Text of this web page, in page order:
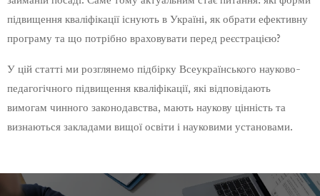
підвищення кваліфікації існують в Україні, як обрати ефективну
програму та що потрібно враховувати перед реєстрацією?
У цій статті ми розглянемо підбірку Всеукраїнського науково-
педагогічного підвищення кваліфікації, які відповідають
вимогам чинного законодавства, мають наукову цінність та
визнаються закладами вищої освіти і науковими установами.